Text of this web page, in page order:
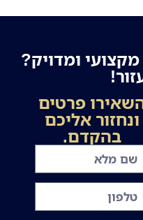
ומדויק?
פרטים
ונחזור אליכם
בהקדם.